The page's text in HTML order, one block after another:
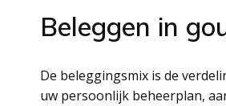
Beleggen in
De beleggingsmix is de
uw persoonlijk beheerplan,